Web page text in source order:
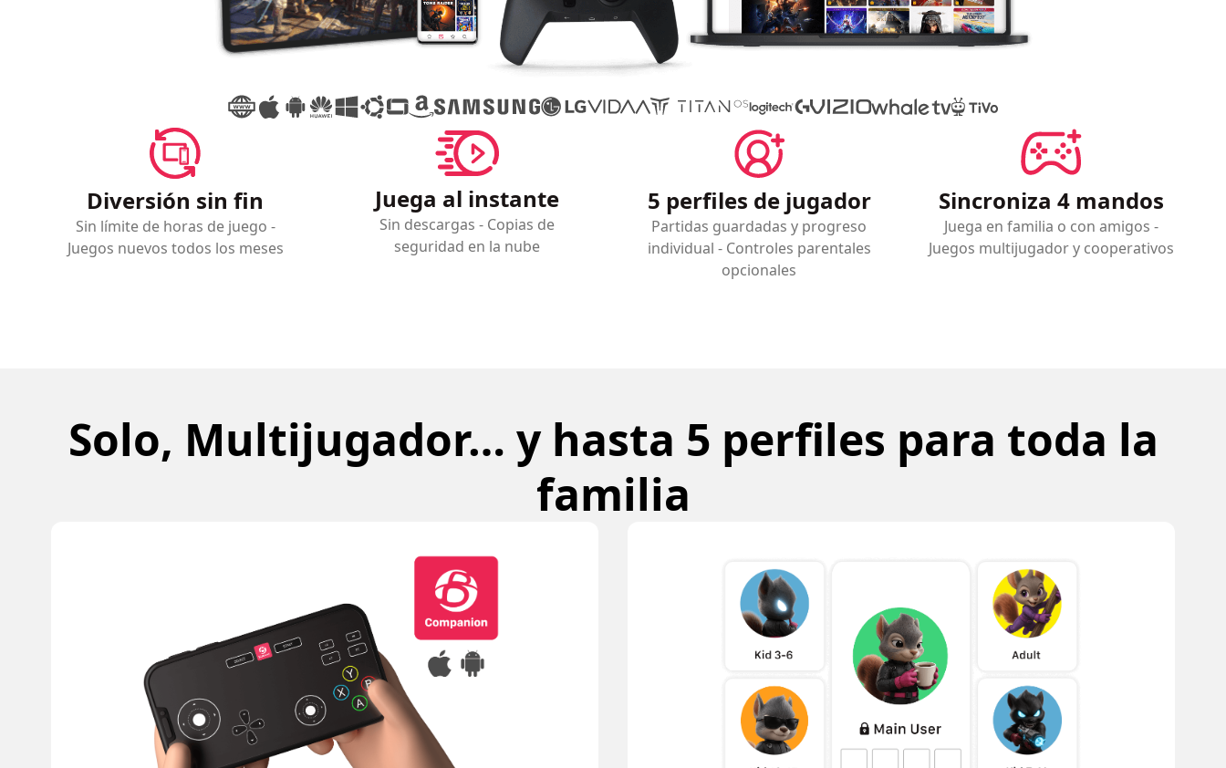
Diversión sin fin
Sin límite de horas de juego -
Juegos nuevos todos los meses
Juega al instante
Sin descargas - Copias de
seguridad en la nube
5 perfiles de jugador
Partidas guardadas y progreso
individual - Controles parentales
opcionales
Sincroniza 4 mandos
Juega en familia o con amigos -
Juegos multijugador y cooperativos
Solo, Multijugador… y hasta 5 perfiles para toda la
familia